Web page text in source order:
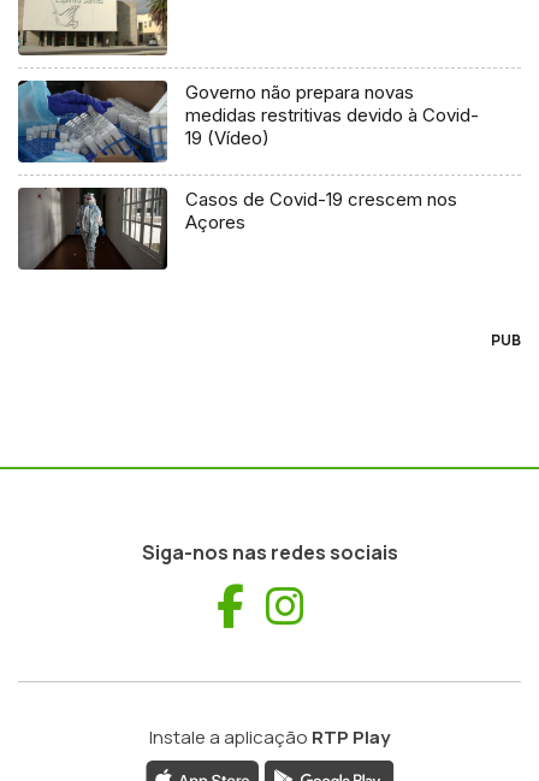
Governo não prepara novas
medidas restritivas devido à Covid-
19 (Vídeo)
Casos de Covid-19 crescem nos
Açores
PUB
Siga-nos nas redes sociais
Facebook
Instale a aplicação RTP Play